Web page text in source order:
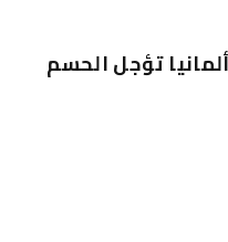
تؤجل الحسم